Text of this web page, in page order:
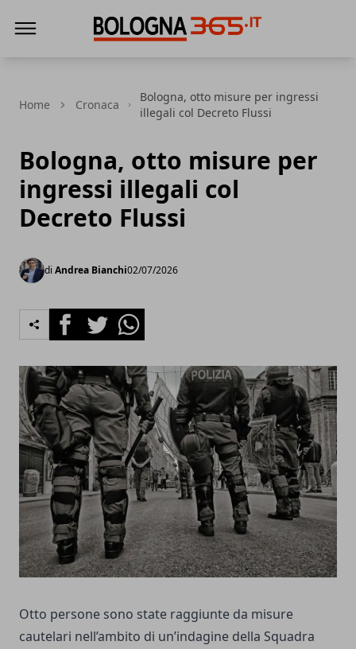
Home Cronaca
Bologna, otto misure per ingressi
illegali col Decreto Flussi
Bologna, otto misure per
ingressi illegali col
Decreto Flussi
di Andrea Bianchi02/07/2026
FacebookTwitterWhatsapp
Otto persone sono state raggiunte da misure
cautelari nell’ambito di un’indagine della Squadra